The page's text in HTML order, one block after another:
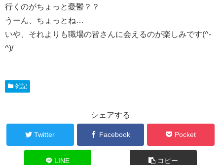
行くのがちょっと憂鬱？？
うーん、ちょっとね…
いや、それよりも職場の皆さんに会えるのが楽しみです(^-
^)/
雑記
シェアする
Twitter Facebook Pocket
LINE コピー